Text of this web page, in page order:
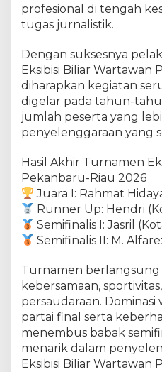
r
a
profesional di tengah
tugas jurnalistik.
Dengan suksesnya
Eksibisi Biliar Wartawan
diharapkan kegiatan
digelar pada tahun-
jumlah peserta yang
penyelenggaraan yang
Hasil Akhir Turnamen
Pekanbaru-Riau 2026
Juara I: Rahmat
Runner Up: Hendri
Semifinalis I: Jasril
Semifinalis II: M.
Turnamen berlangsung
kebersamaan,
persaudaraan.
partai final serta
menembus babak
menarik dalam
Eksibisi Biliar Wartawan